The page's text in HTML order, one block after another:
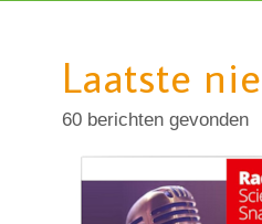
Laatste
60 berichten gevonden